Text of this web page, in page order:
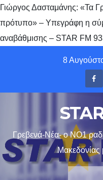
Γιώργος Δασταμάνης: «Τα
πρότυπο» – Υπεγράφη η
αναβάθμισης – STAR FM
8
Γρεβενά-Νέα- ο ΝΟ1
Μακεδονίας